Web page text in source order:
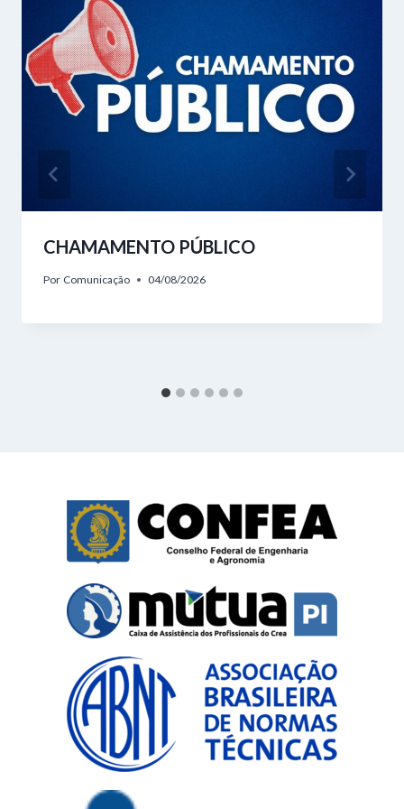
CHAMAMENTO PÚBLICO
Por Comunicação 04/08/2026